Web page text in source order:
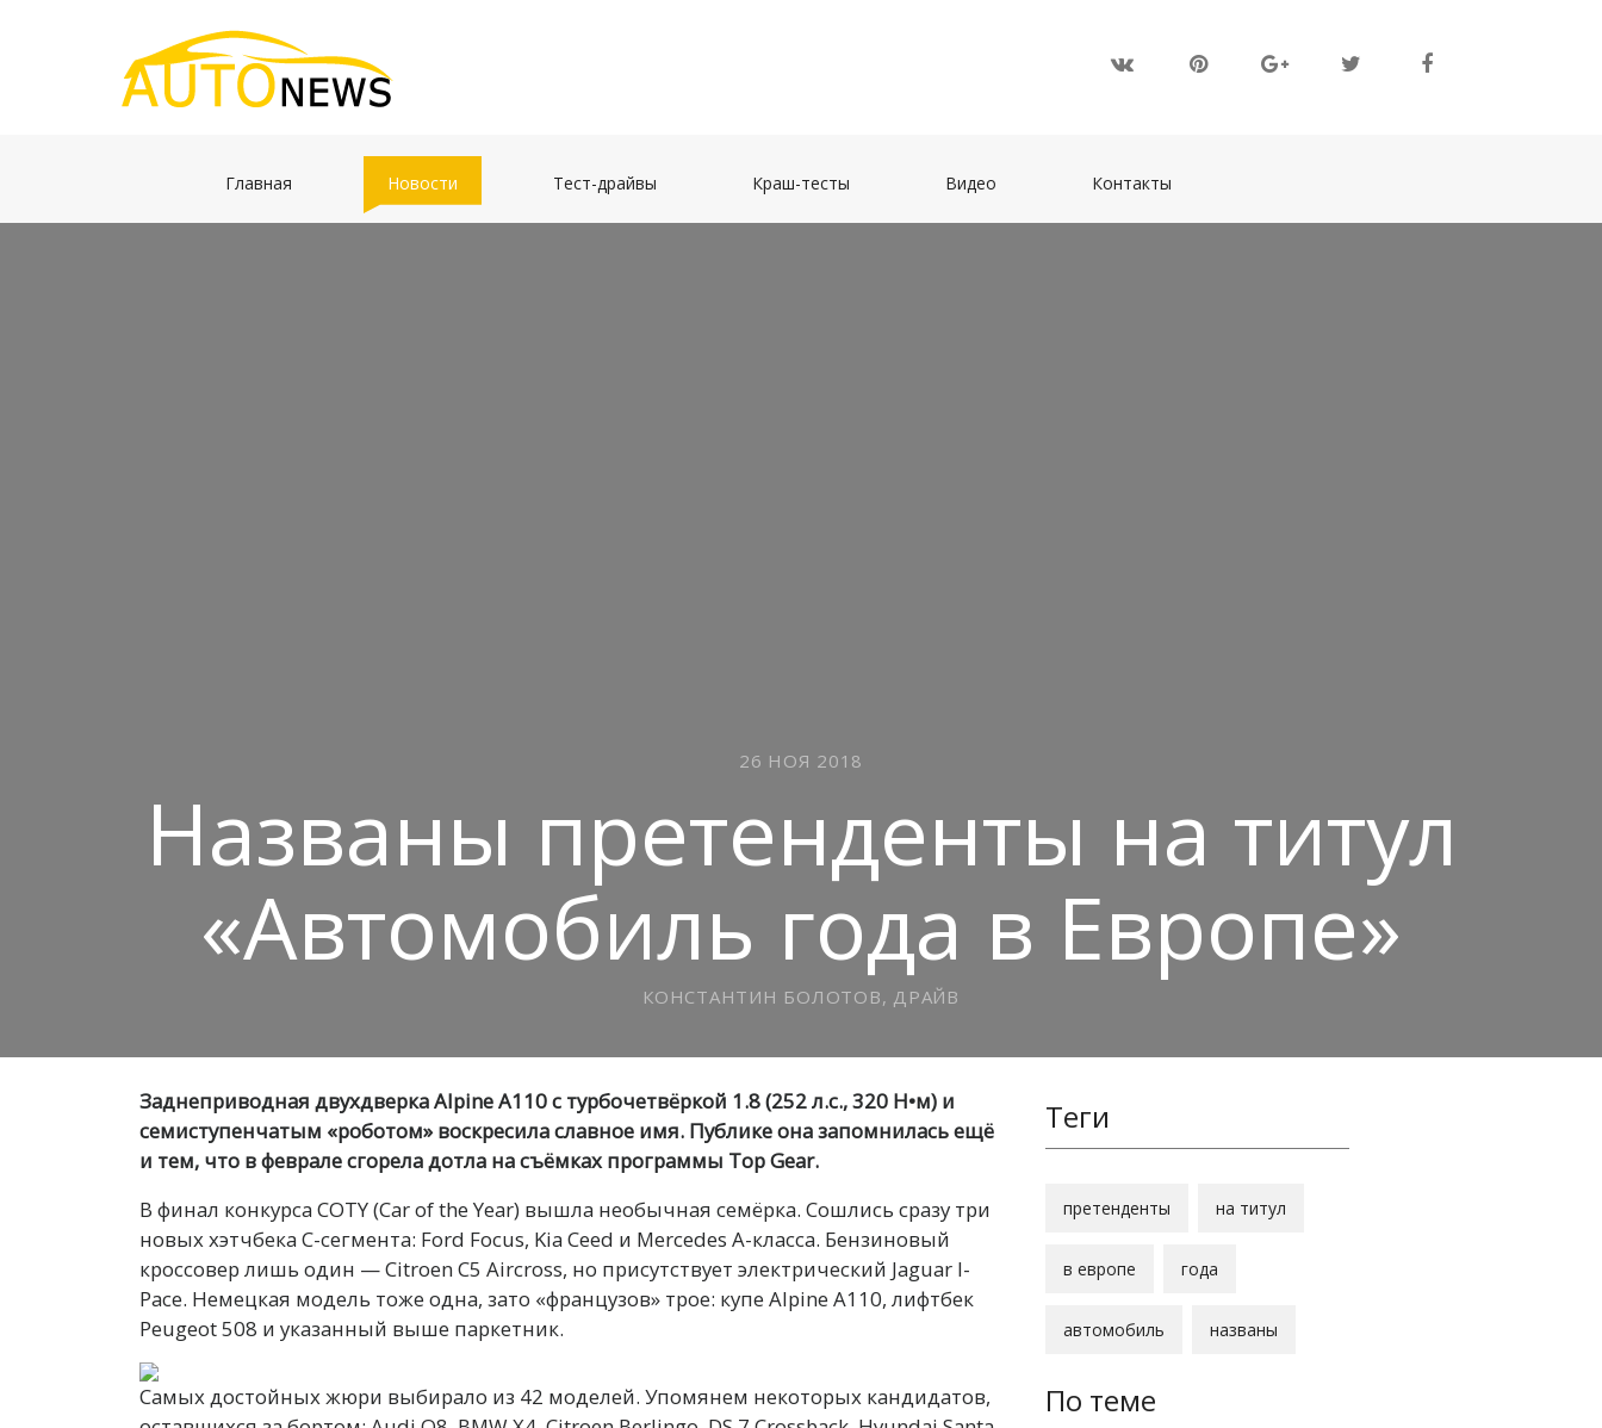
Главная Новости Тест-драйвы Краш-тесты Видео Контакты
26 НОЯ 2018
Названы претенденты на титул
«Автомобиль года в Европе»
КОНСТАНТИН БОЛОТОВ, ДРАЙВ
Заднеприводная двухдверка Alpine A110 с турбочетвёркой 1.8 (252 л.с., 320 Н•м) и
семиступенчатым «роботом» воскресила славное имя. Публике она запомнилась ещё
и тем, что в феврале сгорела дотла на съёмках программы Top Gear.
В финал конкурса COTY (Car of the Year) вышла необычная семёрка. Сошлись сразу три
новых хэтчбека C-сегмента: Ford Focus, Kia Ceed и Mercedes A-класса. Бензиновый
кроссовер лишь один — Citroen C5 Aircross, но присутствует электрический Jaguar I-
Pace. Немецкая модель тоже одна, зато «французов» трое: купе Alpine A110, лифтбек
Peugeot 508 и указанный выше паркетник.
Самых достойных жюри выбирало из 42 моделей. Упомянем некоторых кандидатов,
Теги
претенденты на титул
в европе года
автомобиль названы
По теме